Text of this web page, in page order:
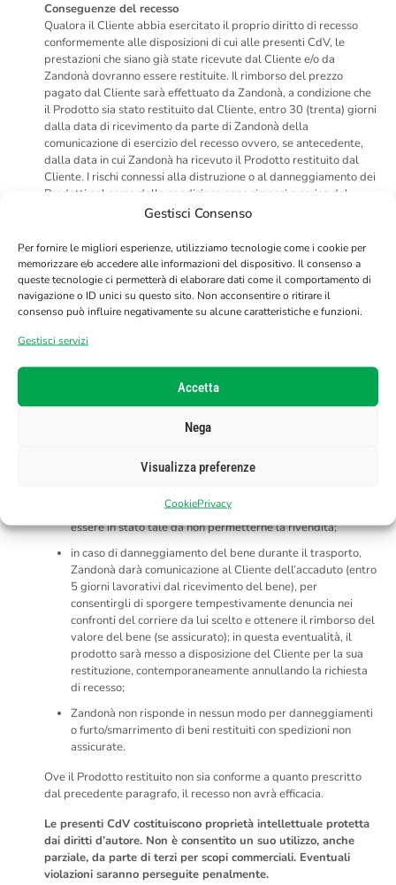
Gestisci Consenso
Per fornire le migliori esperienze, utilizziamo tecnologie come i cookie per
memorizzare e/o accedere alle informazioni del dispositivo. Il consenso a
queste tecnologie ci permetterà di elaborare dati come il comportamento di
navigazione o ID unici su questo sito. Non acconsentire o ritirare il
consenso può influire negativamente su alcune caratteristiche e funzioni.
Gestisci servizi
Accetta
Nega
Visualizza preferenze
CookiePrivacy
Conseguenze del recesso
Qualora il Cliente abbia esercitato il proprio diritto di recesso
conformemente alle disposizioni di cui alle presenti CdV, le
prestazioni che siano già state ricevute dal Cliente e/o da
Zandonà dovranno essere restituite. Il rimborso del prezzo
pagato dal Cliente sarà effettuato da Zandonà, a condizione che
il Prodotto sia stato restituito dal Cliente, entro 30 (trenta) giorni
dalla data di ricevimento da parte di Zandonà della
comunicazione di esercizio del recesso ovvero, se antecedente,
dalla data in cui Zandonà ha ricevuto il Prodotto restituito dal
Cliente. I rischi connessi alla distruzione o al danneggiamento dei
Prodotti nel corso della spedizione sono rimessi a carico del
Cliente, restando inteso che in tale eventualità, i Prodotti non
spese di spedizione connesse alla restituzione del Prodotto sono
a carico del Cliente.
Nel caso in cui il Cliente intenda esercitare il diritto di recesso,
i Prodotti dovranno essere restituiti:
perfetto stato di rivendita (non rovinati, danneggiati o
il Cliente (numero dell’Ordine, nome, cognome e indirizzo);
senza manifesti segni di uso, se non quelli compatibili con
l’effettuazione di una normale prova del Prodotto. Essi cioè
eccedente il tempo necessario ad una prova e non dovranno
essere in stato tale da non permetterne la rivendita;
in caso di danneggiamento del bene durante il trasporto,
Zandonà darà comunicazione al Cliente dell’accaduto (entro
5 giorni lavorativi dal ricevimento del bene), per
consentirgli di sporgere tempestivamente denuncia nei
confronti del corriere da lui scelto e ottenere il rimborso del
valore del bene (se assicurato); in questa eventualità, il
prodotto sarà messo a disposizione del Cliente per la sua
restituzione, contemporaneamente annullando la richiesta
di recesso;
Zandonà non risponde in nessun modo per danneggiamenti
o furto/smarrimento di beni restituiti con spedizioni non
assicurate.
Ove il Prodotto restituito non sia conforme a quanto prescritto
dal precedente paragrafo, il recesso non avrà efficacia.
Le presenti CdV costituiscono proprietà intellettuale protetta
dai diritti d’autore. Non è consentito un suo utilizzo, anche
parziale, da parte di terzi per scopi commerciali. Eventuali
violazioni saranno perseguite penalmente.